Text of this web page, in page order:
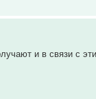
и в связи с